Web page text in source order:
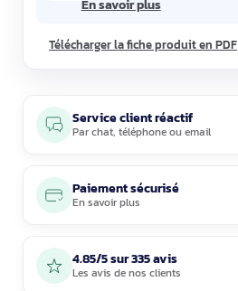
En savoir plus
Télécharger la fiche produit en PDF
Service client réactif
Parchat, téléphoneouemail
Paiement sécurisé
En savoir plus
4.85/5 sur 335 avis
Les avis de nos clients